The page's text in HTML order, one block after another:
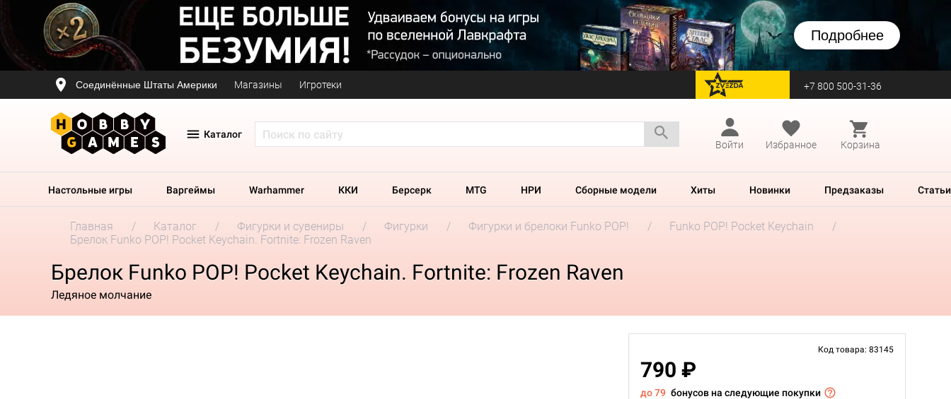
Подробнее
Соединённые Штаты Америки Магазины Игротеки перейти на Zvezda +7 800 500-31-36
Каталог
Войти
Избранное Корзина
Настольные игры Варгеймы Warhammer ККИ Берсерк MTG НРИ Сборные модели Хиты Новинки Предзаказы Статьи
Главная Каталог Фигурки и сувениры Фигурки Фигурки и брелоки Funko POP!
Funko POP! Pocket Keychain
Брелок Funko POP! Pocket Keychain. Fortnite: Frozen Raven
Брелок Funko POP! Pocket Keychain. Fortnite: Frozen Raven
Ледяное молчание
Код товара: 83145
790 ₽
до 79 бонусов на следующие покупки